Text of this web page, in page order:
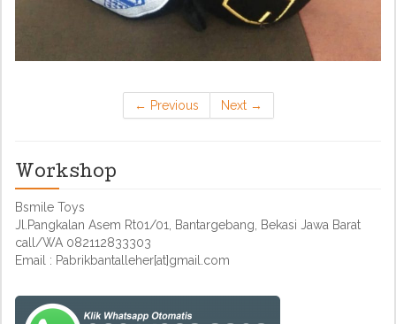
← Previous Next →
Workshop
Bsmile Toys
Jl.Pangkalan Asem Rt01/01, Bantargebang, Bekasi Jawa Barat
call/WA 082112833303
Email : Pabrikbantalleher[at]gmail.com